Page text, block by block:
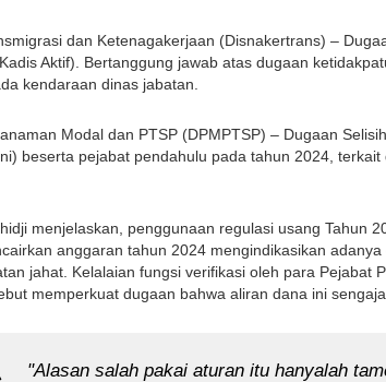
dan Ketenagakerjaan (Disnakertrans) –
Aktif). Bertanggung jawab atas dugaan
kendaraan dinas jabatan.
Modal dan PTSP (DPMPTSP) – Dugaan
beserta pejabat pendahulu pada tahun 2024,
menjelaskan, penggunaan regulasi usang Tahun
anggaran tahun 2024 mengindikasikan
jahat. Kelalaian fungsi verifikasi oleh para Pejabat
memperkuat dugaan bahwa aliran dana ini
"Alasan salah pakai aturan itu hanyalah